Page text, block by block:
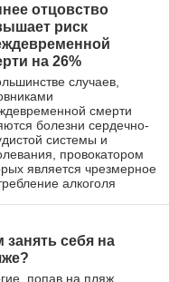
отцовство
риск
на 26%
случаев,
смерти
болезни сердечно-
системы и
провокатором
является чрезмерное
алкоголя
занять себя на
попав на пляж,